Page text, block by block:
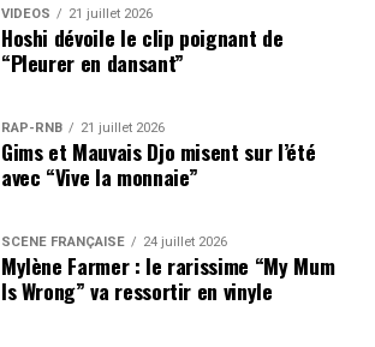
VIDEOS 21 juillet 2026
Hoshi dévoile le clip poignant de
“Pleurer en dansant”
RAP-RNB 21 juillet 2026
Gims et Mauvais Djo misent sur l’été
avec “Vive la monnaie”
SCÈNE FRANÇAISE 24 juillet 2026
Mylène Farmer : le rarissime “My Mum
Is Wrong” va ressortir en vinyle